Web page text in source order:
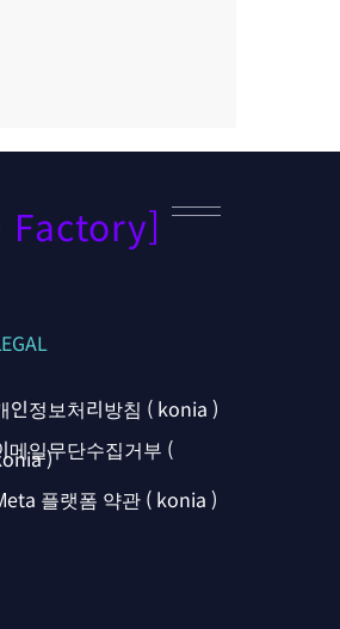
Factory]
인정보처리방침 ( konia )
메일무단수집거부 (
)
플랫폼 약관 ( konia )